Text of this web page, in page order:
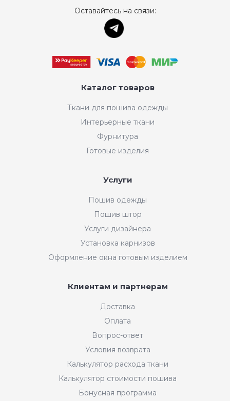
Оставайтесь на связи:
Каталог товаров
Ткани для пошива одежды
Интерьерные ткани
Фурнитура
Готовые изделия
Услуги
Пошив одежды
Пошив штор
Услуги дизайнера
Установка карнизов
Оформление окна готовым изделием
Клиентам и партнерам
Доставка
Оплата
Вопрос-ответ
Условия возврата
Калькулятор расхода ткани
Калькулятор стоимости пошива
Бонусная программа